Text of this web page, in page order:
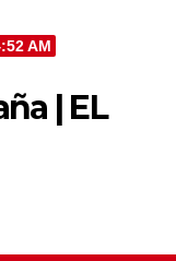
AM
| EL